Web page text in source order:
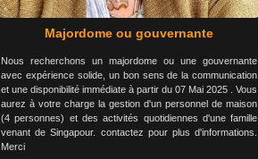
Majordome ou gouvernante
Nous recherchons un majordome ou une gouvernante
avec expérience solide, un bon sens de la communication
et une disponibilité immédiate à partir du 07 Mai 2025 . Vous
aurez à votre charge la gestion d'un personnel de maison
(4 personnes) et des activités quotidiennes d'une famille
venant de Singapour. contactez pour plus d'informations.
Merci